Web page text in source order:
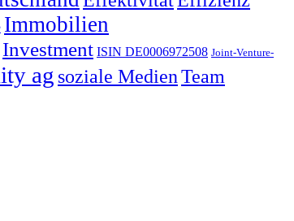
Immobilien
Investment ISIN DE0006972508 Joint-Venture-
ag soziale MedienTeam